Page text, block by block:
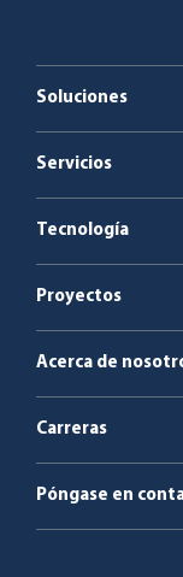
Soluciones
Calderas de
Servicios
Servicio y
Tecnología
Proyectos
Acerca de
Carreras
Póngase en